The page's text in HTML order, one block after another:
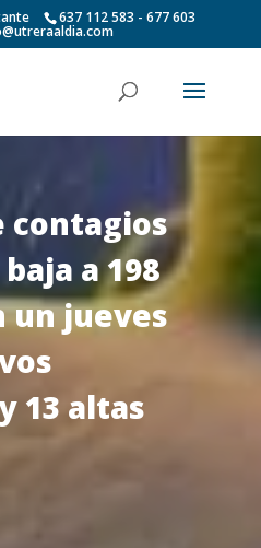
637 112 583 - 677 603
contagios
a 198
un jueves
13 altas